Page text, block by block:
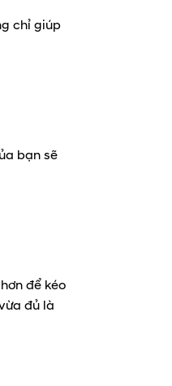
chỉ giúp
bạn sẽ
để kéo
đủ là